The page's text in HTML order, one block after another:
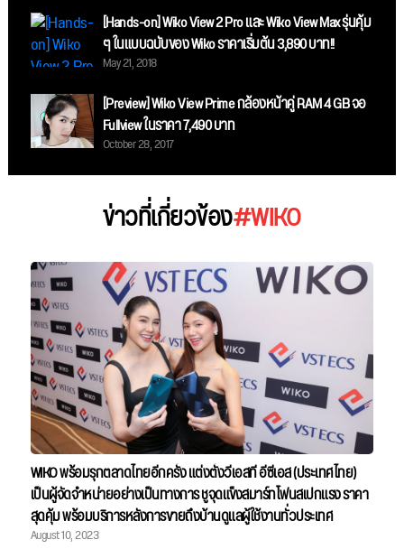
[Hands-on] Wiko View 2 Pro และ Wiko View Max รุ่นคุ้ม
ๆ ในแบบฉบับของ Wiko ราคาเริ่มต้น 3,890 บาท!!
May 21, 2018
[Preview] Wiko View Prime กล้องหน้าคู่ RAM 4 GB จอ
Fullview ในราคา 7,490 บาท
October 28, 2017
ข่าวที่เกี่ยวข้อง#WIKO
WIKO พร้อมรุกตลาดไทยอีกครั้ง แต่งตั้งวีเอสที อีซีเอส (ประเทศไทย)
เป็นผู้จัดจำหน่ายอย่างเป็นทางการ ชูจุดแข็งสมาร์ทโฟนสเปกแรง ราคา
สุดคุ้ม พร้อมบริการหลังการขายถึงบ้านดูแลผู้ใช้งานทั่วประเทศ
August 10, 2023